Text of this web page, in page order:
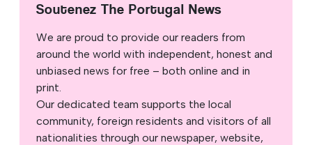
Soutenez The Portugal News
We are proud to provide our readers from
around the world with independent, honest and
unbiased news for free – both online and in
print.
Our dedicated team supports the local
community, foreign residents and visitors of all
nationalities through our newspaper, website,